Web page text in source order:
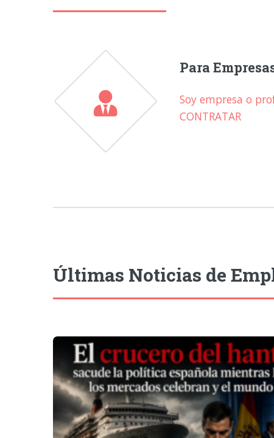
Para
Soy empresa o
CONTRATAR
Últimas Noticias de